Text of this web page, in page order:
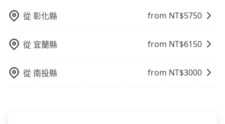
從彰化縣 from NT$5750
從 宜蘭縣 from NT$6150
從 南投縣 from NT$3000